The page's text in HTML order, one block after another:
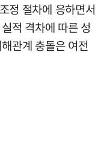
정 절차에 응하면서
적 격차에 따른 성
관계 충돌은 여전